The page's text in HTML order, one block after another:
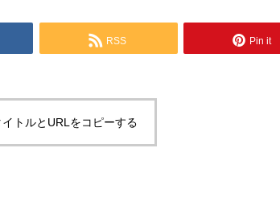
RSS Pin it
トルとURLをコピーする